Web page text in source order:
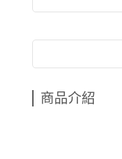
商品介紹